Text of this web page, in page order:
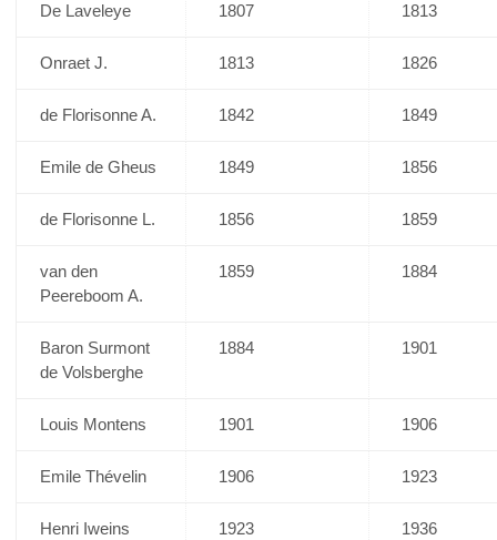
De Laveleye 1807 1813
Onraet J. 1813 1826
de Florisonne A. 1842 1849
Emile de Gheus 1849 1856
de Florisonne L. 1856 1859
van den
Peereboom A.
1859 1884
Baron Surmont
de Volsberghe
1884 1901
Louis Montens 1901 1906
Emile Thévelin 1906 1923
Henri Iweins
1923 1936